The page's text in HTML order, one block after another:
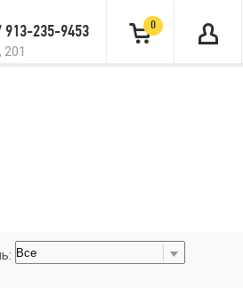
913-235-9453
0